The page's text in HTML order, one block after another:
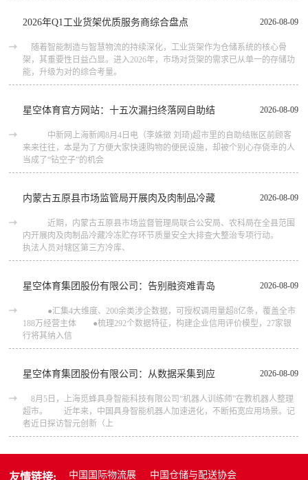
2026-08-09
2026年Q1工业货架优质服务商综合盘点
随着智能制造与智慧物流的持续深化，工业货架作为仓储系统的核心骨
架，其重要性日益凸显。进入2026年，市场对货架的需求已从单一的存储功
能，升级为对的综合考量。
2026-08-09
星空体育官方网站：十五次漏扫终落网自助结
中新网上海新闻8月4日电（李姝徵 刘琦)超市里的自助结账区前顾客
来来往往，本是为了方便大家快速购物的便民设施，却被个别心存侥幸的人
当成了“钻空子”的机会
2026-08-09
内蒙古五原县市场监管局开展肉及肉制品冷藏
近期，内蒙古五原县市场监督管理局联合公安局、农科局在全县范围
内开展肉及肉制品冷藏冷冻贮存环节质量安全大排查大整治专项行动。
执法人员对辖区第三方冷库、
2026-08-09
星空体育集团股份有限公司：告别融资难青岛
●汇集4大维度、200余类涉企数据，可授权调用量超8亿条，覆盖全市
188万经营主体 ●梳理292个数据特征，构建企业信用评价模型，27家银
行将其纳入信
2026-08-09
星空体育集团股份有限公司：从数据采集到应
8月5日，上海觅蜂具身智能科技有限公司“机器人训练师”在教机器人整理
超市。 近年来，中国具身智能机器人加速进化，不断拓宽应用场景。记
者近日探访智元创新（上
友情链接: 中国国际物流展 中国仓储与配送协会